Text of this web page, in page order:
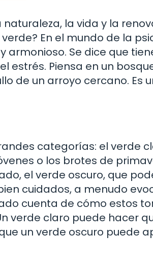
la vida y la
En el mundo de la
armonioso. Se dice que
estrés. Piensa en un
de un arroyo cercano. Es
categorías: el verde
o los brotes de
el verde oscuro, que
cuidados, a menudo
cuenta de cómo estos
verde claro puede hacer
un verde oscuro puede